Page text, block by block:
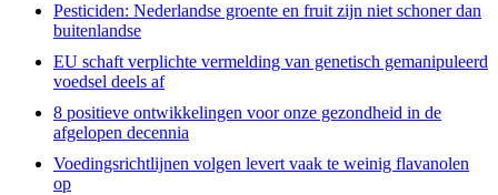
Pesticiden: Nederlandse groente en fruit zijn niet schoner dan
buitenlandse
EU schaft verplichte vermelding van genetisch gemanipuleerd
voedsel deels af
8 positieve ontwikkelingen voor onze gezondheid in de
afgelopen decennia
Voedingsrichtlijnen volgen levert vaak te weinig flavanolen
op